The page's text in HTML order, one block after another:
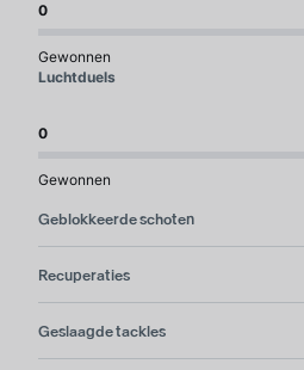
0
Gewonnen
Luchtduels
0
Gewonnen
Geblokkeerde schoten
Recuperaties
Geslaagde tackles